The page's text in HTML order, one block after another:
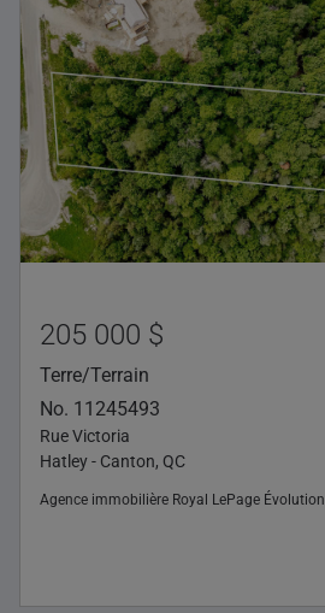
205 000 $
Terre/Terrain
No. 11245493
Rue Victoria
Hatley - Canton, QC
Agence immobilière Royal LePage Évolution